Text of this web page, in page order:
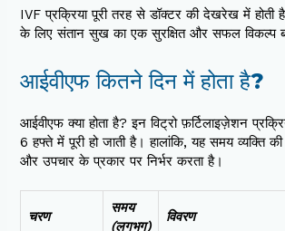
IVF प्रक्रिया पूरी तरह से डॉक्टर की देखरेख में होती
के लिए संतान सुख का एक सुरक्षित और सफल विकल्प
आईवीएफ कितने दिन में होता है?
आईवीएफ क्या होता है? इन विट्रो फ़र्टिलाइज़ेशन
6 हफ्ते में पूरी हो जाती है। हालांकि, यह समय व्यक्ति
और उपचार के प्रकार पर निर्भर करता है।
चरण
समय
(लगभग)
विवरण